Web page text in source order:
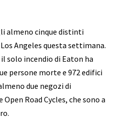
almeno cinque distinti
Angeles questa settimana.
solo incendio di Eaton ha
persone morte e 972 edifici
due negozi di
Road Cycles, che sono a